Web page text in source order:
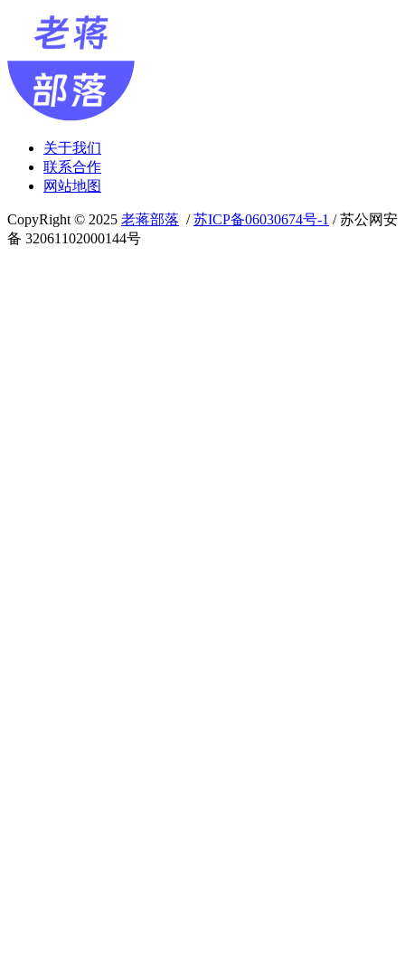
关于我们
联系合作
网站地图
CopyRight © 2025 老蒋部落 /苏ICP备06030674号-1 / 苏公网安
备 32061102000144号